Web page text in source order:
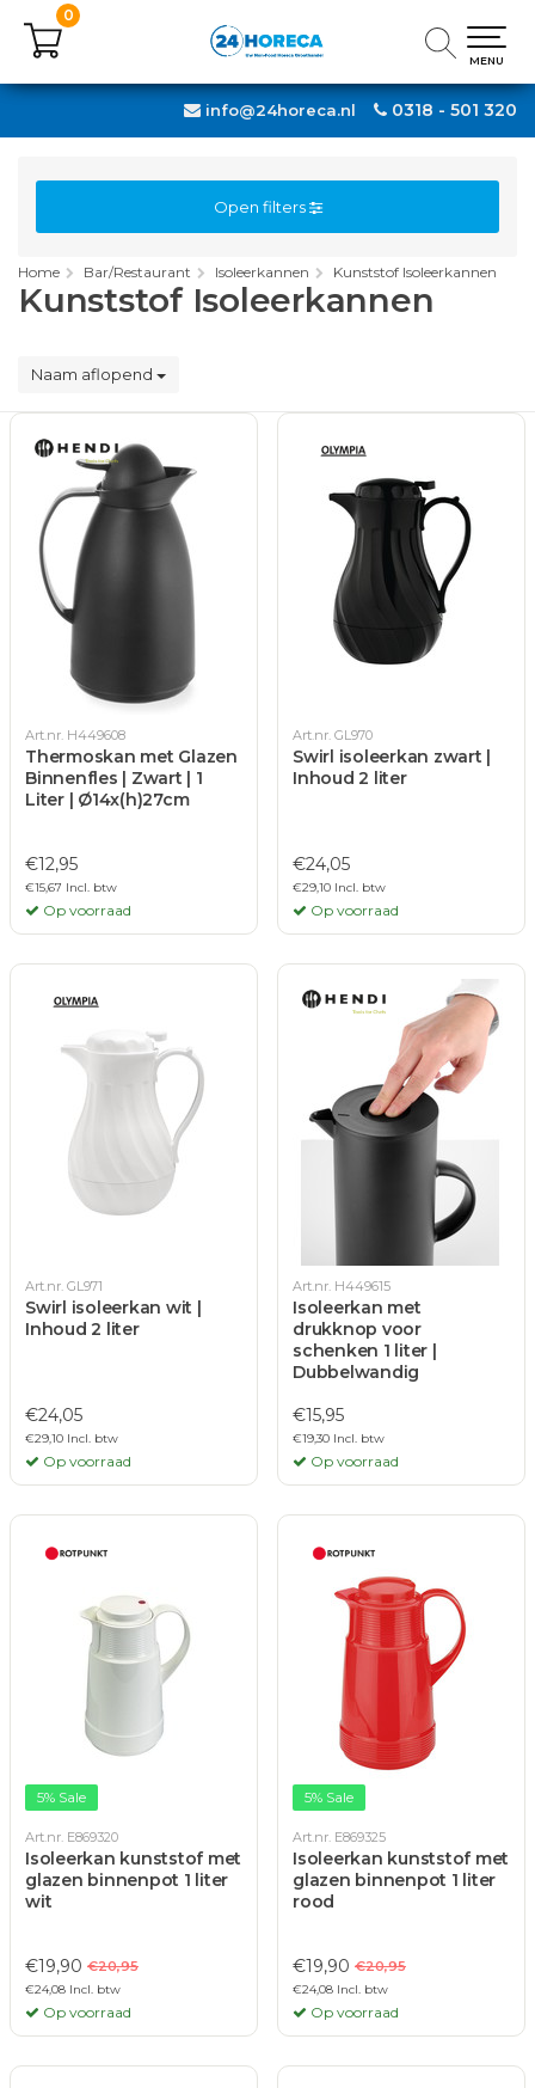
0318 - 501 320
info@24horeca.nl
0
MENU
0
MENU
Open filters
Home Bar/Restaurant Isoleerkannen Kunststof Isoleerkannen
Kunststof Isoleerkannen
Naam aflopend
Art.nr. H449608
Thermoskan met Glazen
Binnenfles | Zwart | 1
Liter | Ø14x(h)27cm
€12,95
€15,67 Incl. btw
Op voorraad
Art.nr. GL970
Swirl isoleerkan zwart |
Inhoud 2 liter
€24,05
€29,10 Incl. btw
Op voorraad
Art.nr. GL971
Swirl isoleerkan wit |
Inhoud 2 liter
€24,05
€29,10 Incl. btw
Op voorraad
Art.nr. H449615
Isoleerkan met
drukknop voor
schenken 1 liter |
Dubbelwandig
€15,95
€19,30 Incl. btw
Op voorraad
5% Sale
Art.nr. E869320
Isoleerkan kunststof met
glazen binnenpot 1 liter
wit
€19,90 €20,95
€24,08 Incl. btw
Op voorraad
5% Sale
Art.nr. E869325
Isoleerkan kunststof met
glazen binnenpot 1 liter
rood
€19,90 €20,95
€24,08 Incl. btw
Op voorraad